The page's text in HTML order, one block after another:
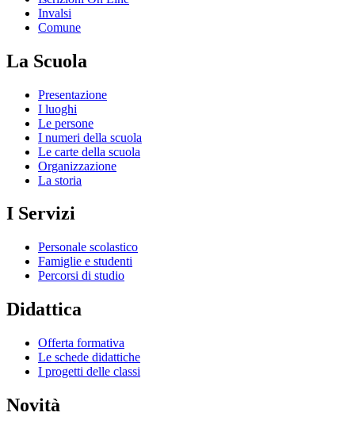
Invalsi
Comune
La Scuola
Presentazione
I luoghi
Le persone
I numeri della scuola
Le carte della scuola
Organizzazione
La storia
I Servizi
Personale scolastico
Famiglie e studenti
Percorsi di studio
Didattica
Offerta formativa
Le schede didattiche
I progetti delle classi
Novità